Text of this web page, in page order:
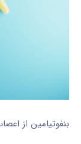
بنفوتیامین از